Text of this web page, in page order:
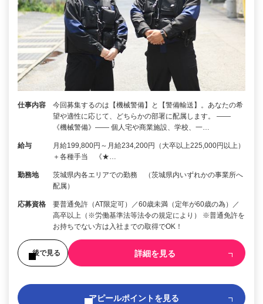
仕事内容
今回募集するのは【機械警備】と【警備輸送】。あなたの希
望や適性に応じて、どちらかの部署に配属します。 ――
《機械警備》―― 個人宅や商業施設、学校、一…
給与
月給199,800円～月給234,200円（大卒以上225,000円以上）
＋各種手当 《★…
勤務地
茨城県内各エリアでの勤務 （茨城県内いずれかの事業所へ
配属）
応募資格
要普通免許（AT限定可）／60歳未満（定年が60歳の為）／
高卒以上（※労働基準法等法令の規定により） ※普通免許を
お持ちでない方は入社までの取得でOK！
後で見る 詳細を見る
アピールポイントを見る